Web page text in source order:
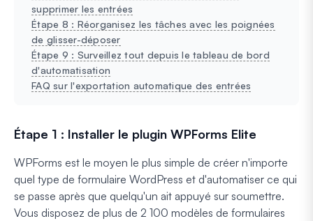
supprimer les entrées
Étape 8 : Réorganisez les tâches avec les poignées
de glisser-déposer
Étape 9 : Surveillez tout depuis le tableau de bord
d'automatisation
FAQ sur l'exportation automatique des entrées
Étape 1 : Installer le plugin WPForms Elite
WPForms est le moyen le plus simple de créer n'importe
quel type de formulaire WordPress et d'automatiser ce qui
se passe après que quelqu'un ait appuyé sur soumettre.
Vous disposez de plus de 2 100 modèles de formulaires